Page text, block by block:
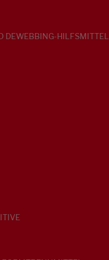
DEWEBBING-HILFSMITTEL